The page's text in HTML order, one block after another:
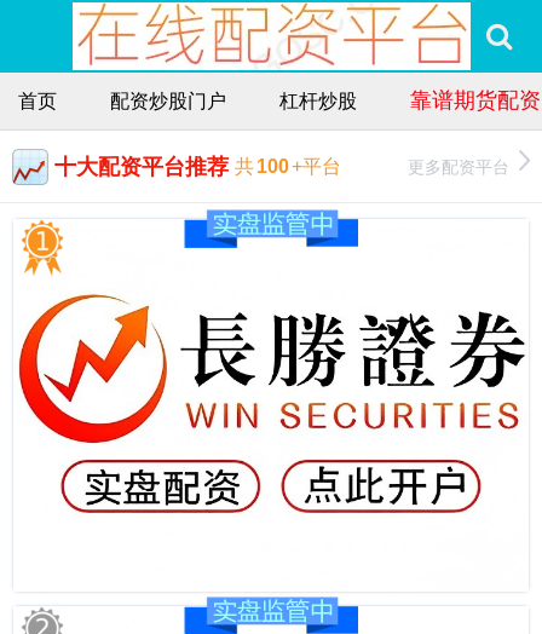
首页 配资炒股门户 杠杆炒股 靠谱期货配资
十大配资平台推荐 共100+平台 更多配资平台